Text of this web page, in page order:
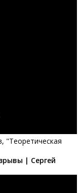
"Теоретическая
| Сергей